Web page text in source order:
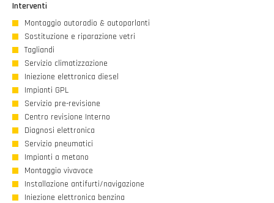
Interventi
Montaggio autoradio & autoparlanti
Sostituzione e riparazione vetri
Tagliandi
Servizio climatizzazione
Iniezione elettronica diesel
Impianti GPL
Servizio pre-revisione
Centro revisione Interno
Diagnosi elettronica
Servizio pneumatici
Impianti a metano
Montaggio vivavoce
Installazione antifurti/navigazione
Iniezione elettronica benzina